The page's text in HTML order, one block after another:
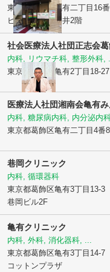
東京都葛飾区亀有二丁目16
ビューハイム本井2階
社会医療法人社団正志会
内科, リウマチ科, 整形外科,
東京都葛飾区
亀有2丁目18-27
医療法人社団湘南会亀有
内科, 糖尿病内科, 内分泌内
東京都葛飾区亀有二丁目4番
巷岡クリニック
内科, 循環器科
東京都葛飾区亀有3丁目13-3
巷岡ビル2F
亀有クリニック
内科, 外科, 消化器科, ...
東京都葛飾区亀有3丁目14-7
コットンプラザ